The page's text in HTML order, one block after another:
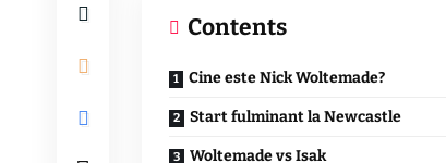
Contents
Cine este Nick Woltemade?
Start fulminant la Newcastle
Woltemade vs Isak